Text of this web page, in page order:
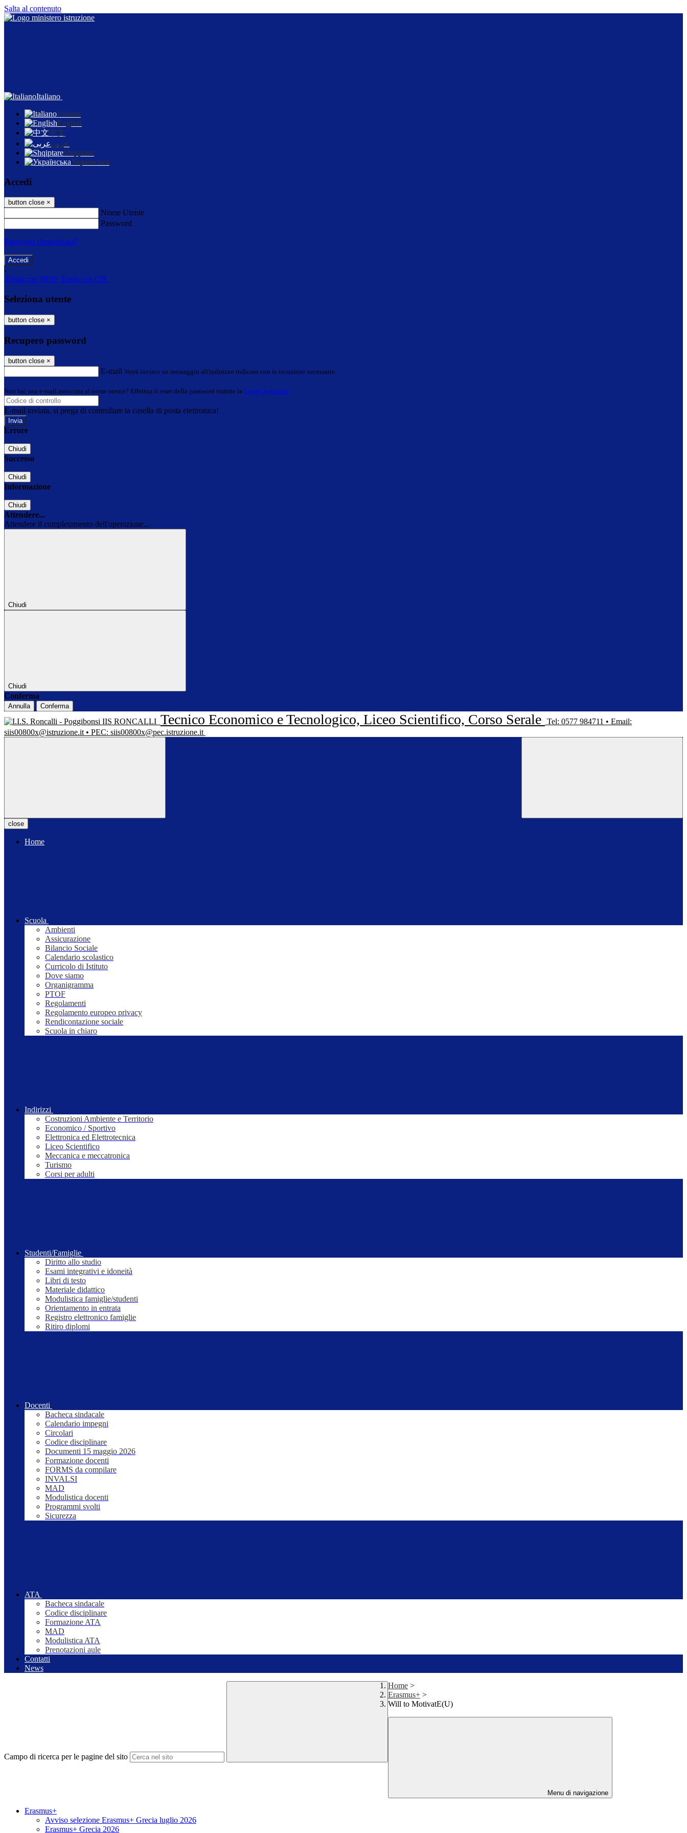
Salta al contenuto
Italiano
Italiano
English
中文
عربى
Shqiptare
Українська
Accedi
button close ×
Nome Utente
Password
Password dimenticata?
-
Entra con SPID Entra con CIE
Seleziona utente
button close ×
Recupero password
button close ×
E-mail Verrà inviato un messaggio all'indirizzo indicato con le istruzioni necessarie.
Non hai una e-mail associata al nome utente? Effettua il reset della password tramite la Login Spaggiari
E-mail inviata, si prega di controllare la casella di posta elettronica!
Errore
Chiudi
Successo
Chiudi
Informazione
Chiudi
Attendere...
Attendere il completamento dell'operazione...
Chiudi
Chiudi
Conferma
Annulla Conferma
IIS RONCALLI Tecnico Economico e Tecnologico, Liceo Scientifico, Corso Serale
Tel: 0577 984711 • Email:
siis00800x@istruzione.it • PEC: siis00800x@pec.istruzione.it
close
Home
Scuola
Ambienti
Assicurazione
Bilancio Sociale
Calendario scolastico
Curricolo di Istituto
Dove siamo
Organigramma
PTOF
Regolamenti
Regolamento europeo privacy
Rendicontazione sociale
Scuola in chiaro
Indirizzi
Costruzioni Ambiente e Territorio
Economico / Sportivo
Elettronica ed Elettrotecnica
Liceo Scientifico
Meccanica e meccatronica
Turismo
Corsi per adulti
Studenti/Famiglie
Diritto allo studio
Esami integrativi e idoneità
Libri di testo
Materiale didattico
Modulistica famiglie/studenti
Orientamento in entrata
Registro elettronico famiglie
Ritiro diplomi
Docenti
Bacheca sindacale
Calendario impegni
Circolari
Codice disciplinare
Documenti 15 maggio 2026
Formazione docenti
FORMS da compilare
INVALSI
MAD
Modulistica docenti
Programmi svolti
Sicurezza
ATA
Bacheca sindacale
Codice disciplinare
Formazione ATA
MAD
Modulistica ATA
Prenotazioni aule
Contatti
News
Campo di ricerca per le pagine del sito
Home >
Erasmus+ >
Will to MotivatE(U)
Menu di navigazione
Erasmus+
Avviso selezione Erasmus+ Grecia luglio 2026
Erasmus+ Grecia 2026